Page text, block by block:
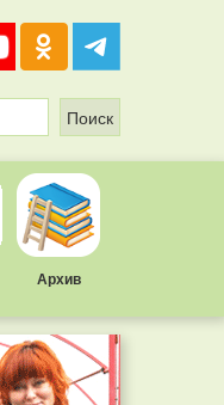
Архив